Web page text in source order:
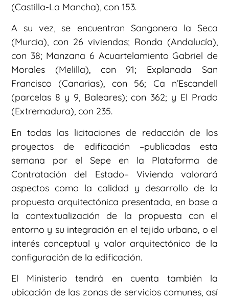
(Castilla-La Mancha), con 153.
A su vez, se encuentran Sangonera la Seca
(Murcia), con 26 viviendas; Ronda (Andalucía),
con 38; Manzana 6 Acuartelamiento Gabriel de
Morales (Melilla), con 91; Explanada San
Francisco (Canarias), con 56; Ca n’Escandell
(parcelas 8 y 9, Baleares); con 362; y El Prado
(Extremadura), con 235.
En todas las licitaciones de redacción de los
proyectos de edificación –publicadas esta
semana por el Sepe en la Plataforma de
Contratación del Estado– Vivienda valorará
aspectos como la calidad y desarrollo de la
propuesta arquitectónica presentada, en base a
la contextualización de la propuesta con el
entorno y su integración en el tejido urbano, o el
interés conceptual y valor arquitectónico de la
configuración de la edificación.
El Ministerio tendrá en cuenta también la
ubicación de las zonas de servicios comunes, así